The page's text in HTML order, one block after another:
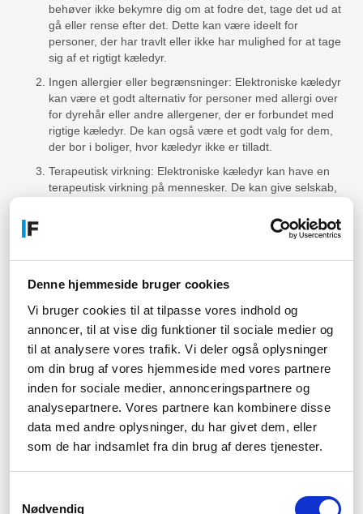
Denne hjemmeside bruger cookies
Vi bruger cookies til at tilpasse vores indhold og
annoncer, til at vise dig funktioner til sociale medier og
til at analysere vores trafik. Vi deler også oplysninger
om din brug af vores hjemmeside med vores partnere
inden for sociale medier, annonceringspartnere og
analysepartnere. Vores partnere kan kombinere disse
data med andre oplysninger, du har givet dem, eller
som de har indsamlet fra din brug af deres tjenester.
Nødvendig
behøver ikke bekymre dig om at fodre det, tage det ud at
gå eller rense efter det. Dette kan være ideelt for
personer, der har travlt eller ikke har mulighed for at tage
sig af et rigtigt kæledyr.
Ingen allergier eller begrænsninger: Elektroniske kæledyr
kan være et godt alternativ for personer med allergi over
for dyrehår eller andre allergener, der er forbundet med
rigtige kæledyr. De kan også være et godt valg for dem,
der bor i boliger, hvor kæledyr ikke er tilladt.
Terapeutisk virkning: Elektroniske kæledyr kan have en
terapeutisk virkning på mennesker. De kan give selskab,
mennesker eller personer med særlige behov. Nogle
undersøgelser har endda vist, at interaktion med
Læring og ansvar: Elektroniske kæledyr kan være en
måde for børn at lære om ansvar og pleje. Selvom det
ikke er det samme som at tage sig af et rigtigt dyr, kan
børn stadig have glæde af at tage sig af deres
elektroniske kæledyr ved at oplade det, rense det og
interagere med det.
Rejsevenlig: Hvis du rejser meget eller har en travl livsstil,
kan det være svært at tage sig af et rigtigt kæledyr. Et
elektronisk kæledyr er let at tage med dig og kræver ikke
de samme overvejelser som transport, ophold og pleje,